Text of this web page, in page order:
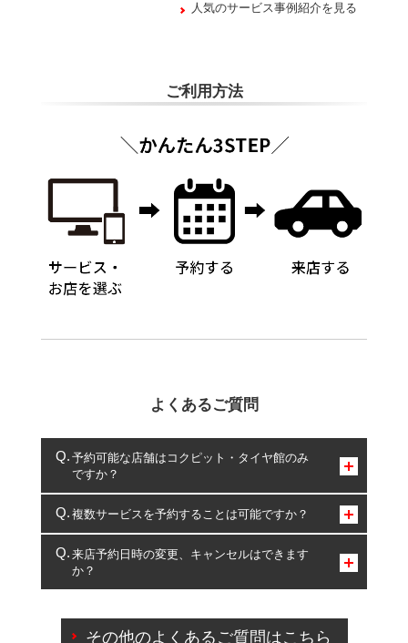
人気のサービス事例紹介を見る
ご利用方法
よくあるご質問
予約可能な店舗はコクピット・タイヤ館のみ
ですか？
コクピット・タイヤ館のみとなります。
複数サービスを予約することは可能ですか？
複数サービスのご予約は可能です。
一部の商品・サービスの組み合わせに限り、同時にご予約が
出来ないものもございます。
来店予約日時の変更、キャンセルはできます
か？
その他のよくあるご質問はこちら